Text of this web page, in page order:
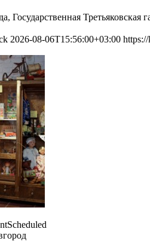
Государственная
2026-08-06T15:56:00+03:00